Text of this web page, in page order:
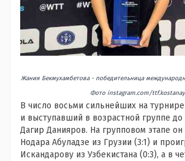
Жания Бекмухамбетова - победительница
Фото instagram.com/ttf.kostanay
В число восьми сильнейших на
и выступавший в возрастной группе до
Дагир Данияров. На групповом этапе
Нодара Абуладзе из Грузии (3:1) и
Искандарову из Узбекистана (0:3), а в